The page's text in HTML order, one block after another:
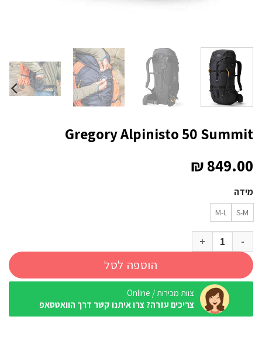
Gregory Alpinisto 50 Summit
₪849.00
מידה
S-M
M-L
כמות של Gregory Alpinisto 50 Summit
הוספה לסל
צוות מכירות / Online
צריכים עזרה? צרו איתנו קשר דרך הוואטסאפ